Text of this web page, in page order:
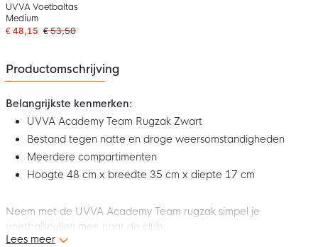
UVVA Voetbaltas
Medium
€ 48,15 € 53,50
Productomschrijving
Belangrijkste kenmerken:
UVVA Academy Team Rugzak Zwart
Bestand tegen natte en droge weersomstandigheden
Meerdere compartimenten
Hoogte 48 cm x breedte 35 cm x diepte 17 cm
Neem met de UVVA Academy Team rugzak simpel je
voetbalspullen mee naar de club.
Lees meer